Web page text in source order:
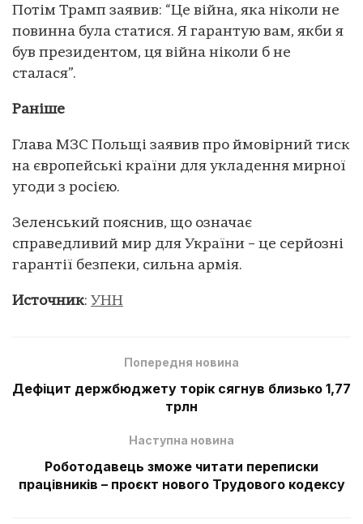
Потім Трамп заявив: “Це війна, яка ніколи не
повинна була статися. Я гарантую вам, якби я
був президентом, ця війна ніколи б не
сталася”.
Раніше
Глава МЗС Польщі заявив про ймовірний тиск
на європейські країни для укладення мирної
угоди з росією.
Зеленський пояснив, що означає
справедливий мир для України – це серйозні
гарантії безпеки, сильна армія.
Источник: УНН
Попередня новина
Дефіцит держбюджету торік сягнув близько 1,77
трлн
Наступна новина
Роботодавець зможе читати переписки
працівників – проєкт нового Трудового кодексу